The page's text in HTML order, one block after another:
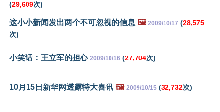
(29,609次)
这小小新闻发出两个不可忽视的信息 🖼️ 2009/10/17 (28,575
次)
小笑话：王立军的担心 2009/10/16 (27,704次)
10月15日新华网透露特大喜讯 🖼️ 2009/10/15 (32,732次)